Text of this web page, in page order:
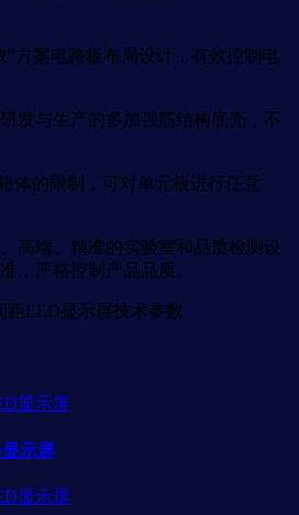
案电路板布局设计，有效控制电
与生产的多加强筋结构底壳，不
的限制，可对单元板进行任意
端、精准的实验室和品质检测设
，严格控制产品品质。
示屏